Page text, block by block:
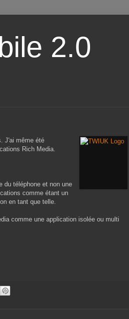
2.0
J'ai même été
Rich Media.
du téléphone et non une
comme étant un
en tant que telle.
comme une application isolée ou multi